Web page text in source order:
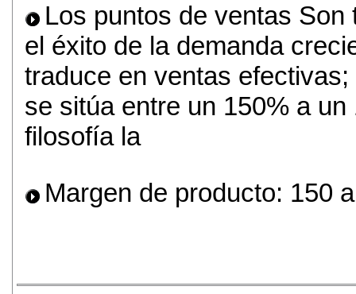
Los puntos de ventas
el éxito de la demanda
traduce en ventas
se sitúa entre un 150% a
filosofía la
Margen de producto: 150